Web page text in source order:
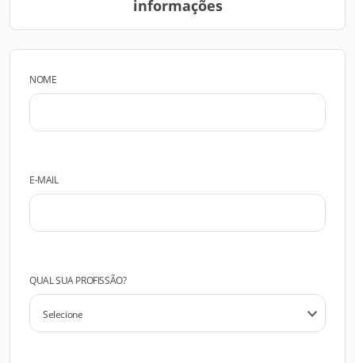
informações
NOME
E-MAIL
QUAL SUA PROFISSÃO?